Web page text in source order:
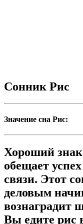
Сонник Рис
Значение сна Рис:
Хороший знак
обещает
связи. Этот
деловым
вознаградит
Вы едите рис